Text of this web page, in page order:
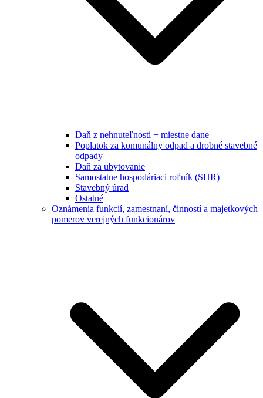
Daň z nehnuteľnosti + miestne dane
Poplatok za komunálny odpad a drobné stavebné
odpady
Daň za ubytovanie
Samostatne hospodáriaci roľník (SHR)
Stavebný úrad
Ostatné
Oznámenia funkcií, zamestnaní, činností a majetkových
pomerov verejných funkcionárov